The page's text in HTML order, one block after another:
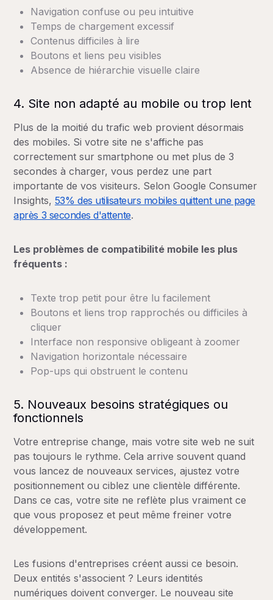
Navigation confuse ou peu intuitive
Temps de chargement excessif
Contenus difficiles à lire
Boutons et liens peu visibles
Absence de hiérarchie visuelle claire
4. Site non adapté au mobile ou trop lent
Plus de la moitié du trafic web provient désormais
des mobiles. Si votre site ne s'affiche pas
correctement sur smartphone ou met plus de 3
secondes à charger, vous perdez une part
importante de vos visiteurs. Selon Google Consumer
Insights, 53% des utilisateurs mobiles quittent une page
après 3 secondes d'attente.
Les problèmes de compatibilité mobile les plus
fréquents :
Texte trop petit pour être lu facilement
Boutons et liens trop rapprochés ou difficiles à
cliquer
Interface non responsive obligeant à zoomer
Navigation horizontale nécessaire
Pop-ups qui obstruent le contenu
5. Nouveaux besoins stratégiques ou
fonctionnels
Votre entreprise change, mais votre site web ne suit
pas toujours le rythme. Cela arrive souvent quand
vous lancez de nouveaux services, ajustez votre
positionnement ou ciblez une clientèle différente.
Dans ce cas, votre site ne reflète plus vraiment ce
que vous proposez et peut même freiner votre
développement.
Les fusions d'entreprises créent aussi ce besoin.
Deux entités s'associent ? Leurs identités
numériques doivent converger. Le nouveau site